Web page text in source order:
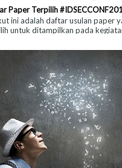
Paper Terpilih
ini adalah daftar usulan paper
untuk ditampilkan pada